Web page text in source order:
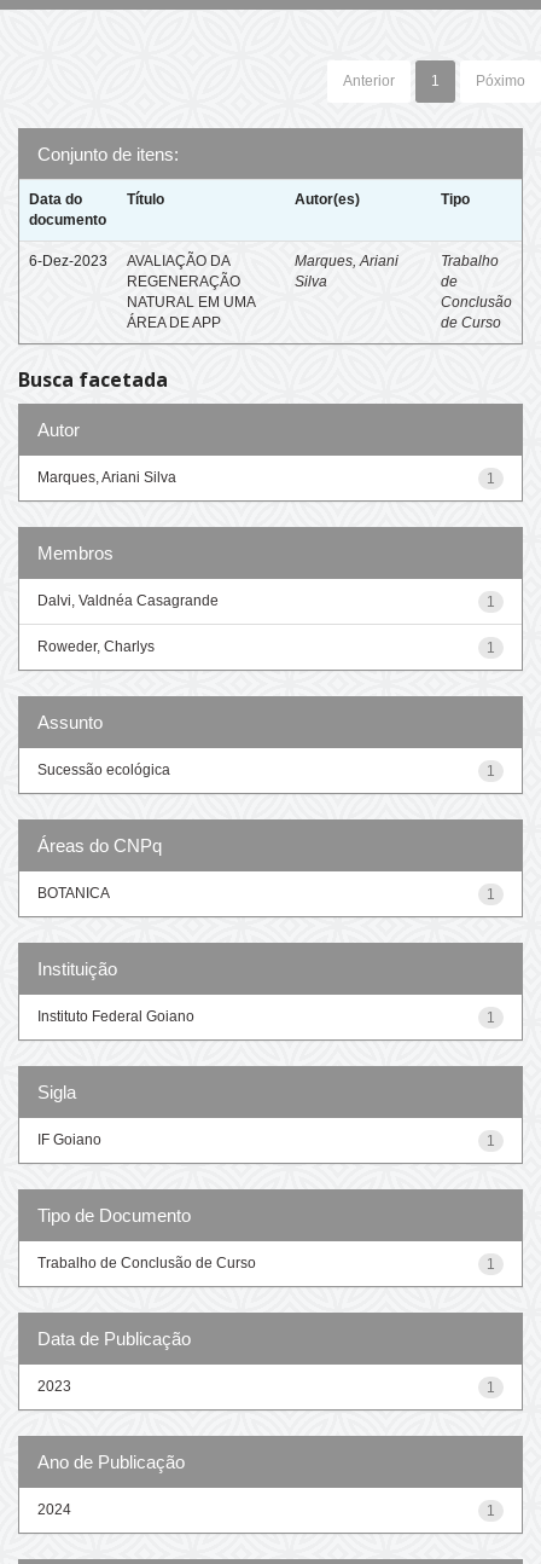
Anterior 1 Póximo
Conjunto de itens:
Data do
documento
Título Autor(es) Tipo
6-Dez-2023
AVALIAÇÃO DA
REGENERAÇÃO
NATURAL EM UMA
ÁREA DE APP
Marques, Ariani
Silva
Trabalho
de
Conclusão
de Curso
Busca facetada
Autor
1
Marques, Ariani Silva
Membros
1
Dalvi, Valdnéa Casagrande
1
Roweder, Charlys
Assunto
1
Sucessão ecológica
Áreas do CNPq
1
BOTANICA
Instituição
1
Instituto Federal Goiano
Sigla
1
IF Goiano
Tipo de Documento
1
Trabalho de Conclusão de Curso
Data de Publicação
1
2023
Ano de Publicação
1
2024